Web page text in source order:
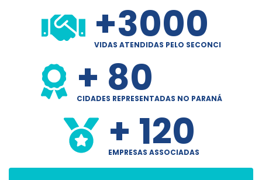
+3000
VIDAS ATENDIDAS PELO SECONCI
+ 80
CIDADES REPRESENTADAS NO PARANÁ
+ 120
EMPRESAS ASSOCIADAS